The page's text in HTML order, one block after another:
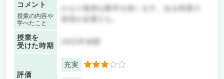
コメント
授業の内容や
学べたこと
かなり複雑な数学を使います。ある程度の
授業を
受けた時期
評価
充実 3